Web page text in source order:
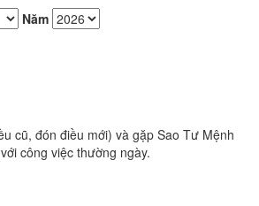
Năm
cũ, đón điều mới) và gặp Sao Tư Mệnh
công việc thường ngày.